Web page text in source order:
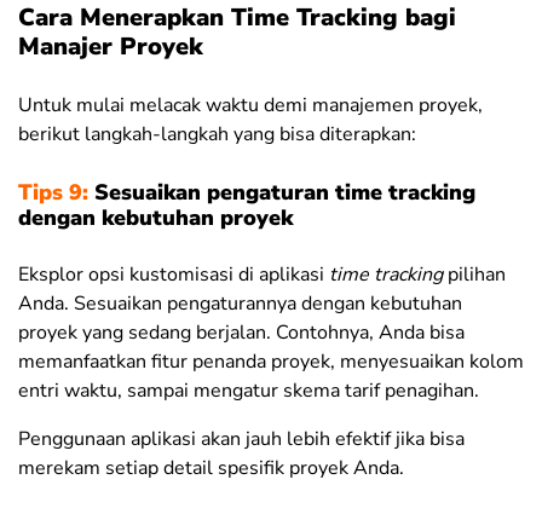
Cara Menerapkan Time Tracking bagi
Manajer Proyek
Untuk mulai melacak waktu demi manajemen proyek,
berikut langkah-langkah yang bisa diterapkan:
Tips 9: Sesuaikan pengaturan time tracking
dengan kebutuhan proyek
Eksplor opsi kustomisasi di aplikasi time trackingpilihan
Anda. Sesuaikan pengaturannya dengan kebutuhan
proyek yang sedang berjalan. Contohnya, Anda bisa
memanfaatkan fitur penanda proyek, menyesuaikan kolom
entri waktu, sampai mengatur skema tarif penagihan.
Penggunaan aplikasi akan jauh lebih efektif jika bisa
merekam setiap detail spesifik proyek Anda.